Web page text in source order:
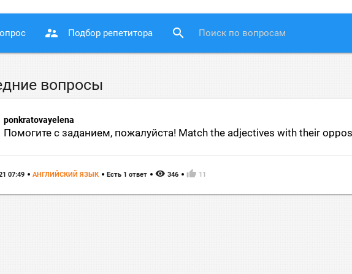
supervisor_account Подбор репетитора search
вопросы
ponkratovayelena
Помогите с заданием, пожалуйста! Мatch the adjectives with their
07:49 АНГЛИЙСКИЙ ЯЗЫК Есть 1 ответ remove_red_eye 346 thumb_up 11